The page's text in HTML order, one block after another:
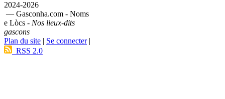
2024-2026
— Gasconha.com - Noms
e Lòcs - Nos lieux-dits
gascons
Plan du site | Se connecter|
RSS 2.0